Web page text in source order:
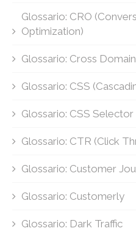
Glossario: CRO
Optimization)
Glossario: Cross
Glossario: CSS
Glossario: CSS Selector
Glossario: CTR (Click
Glossario: Customer
Glossario: Customerly
Glossario: Dark Traffic